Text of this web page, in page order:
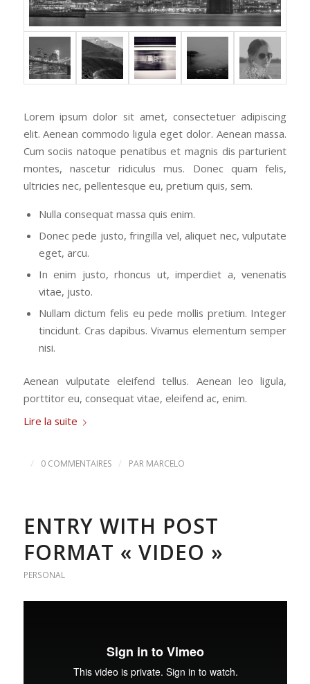
Lorem ipsum dolor sit amet, consectetuer adipiscing
elit. Aenean commodo ligula eget dolor. Aenean massa.
Cum sociis natoque penatibus et magnis dis parturient
montes, nascetur ridiculus mus. Donec quam felis,
ultricies nec, pellentesque eu, pretium quis, sem.
Nulla consequat massa quis enim.
Donec pede justo, fringilla vel, aliquet nec, vulputate
eget, arcu.
In enim justo, rhoncus ut, imperdiet a, venenatis
vitae, justo.
Nullam dictum felis eu pede mollis pretium. Integer
tincidunt. Cras dapibus. Vivamus elementum semper
nisi.
Aenean vulputate eleifend tellus. Aenean leo ligula,
porttitor eu, consequat vitae, eleifend ac, enim.
Lire la suite
/ 0 COMMENTAIRES / PAR MARCELO
ENTRY WITH POST
FORMAT « VIDEO »
PERSONAL